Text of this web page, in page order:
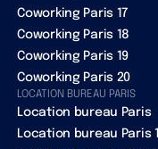
Coworking Paris 17
Coworking Paris 18
Coworking Paris 19
Coworking Paris 20
LOCATION BUREAU PARIS
Location bureau Paris
Location bureau Paris 1